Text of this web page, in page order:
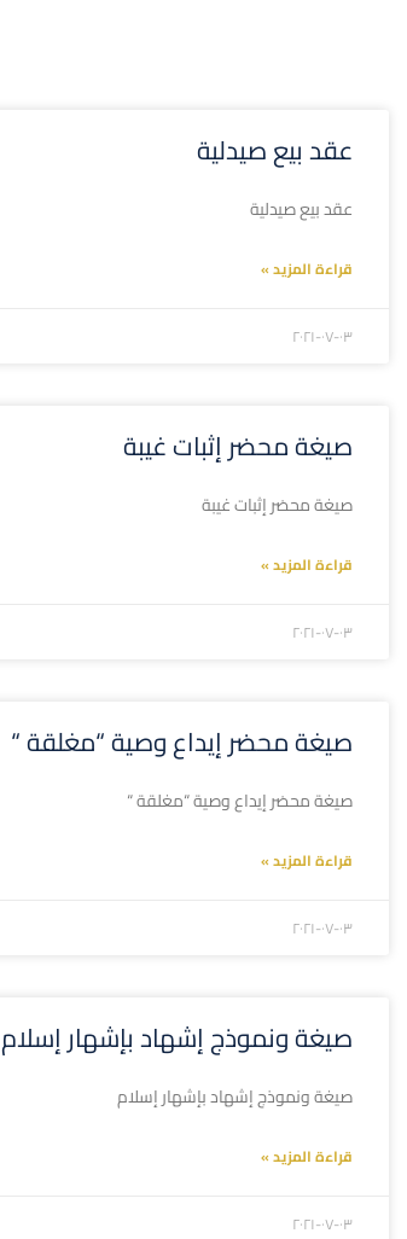
عقد بيع صيدلية
عقد بيع صيدلية
قراءة المزيد »
۲۰۲۱-۰۷-۰۳
صيغة محضر إثبات غيبة
صيغة محضر إثبات غيبة
قراءة المزيد »
۲۰۲۱-۰۷-۰۳
صيغة محضر إيداع وصية “مغلقة “
صيغة محضر إيداع وصية “مغلقة “
قراءة المزيد »
۲۰۲۱-۰۷-۰۳
صيغة ونموذج إشهاد بإشهار إسلام
صيغة ونموذج إشهاد بإشهار إسلام
قراءة المزيد »
۲۰۲۱-۰۷-۰۳